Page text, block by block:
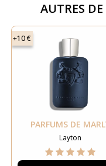
AUTRES DE
+10 €
PARFUMS DE
Layton